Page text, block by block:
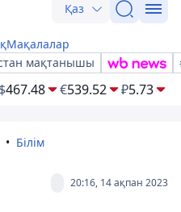
Қаз
Мақалалар
мақтанышы
$467.48 €539.52 ₽5.73
Білім
20:16, 14 ақпан 2023